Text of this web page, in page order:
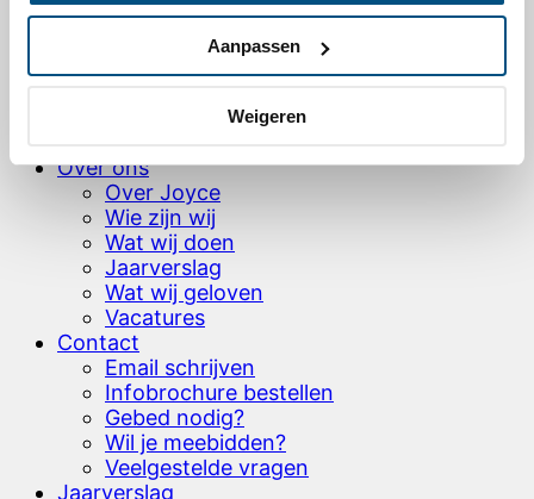
Aanpassen
Weigeren
Onze projecten wereldwijd
Levensverhalen – video’s & artikelen
Testamentbrochure aanvragen
Over ons
Over Joyce
Wie zijn wij
Wat wij doen
Jaarverslag
Wat wij geloven
Vacatures
Contact
Email schrijven
Infobrochure bestellen
Gebed nodig?
Wil je meebidden?
Veelgestelde vragen
Jaarverslag